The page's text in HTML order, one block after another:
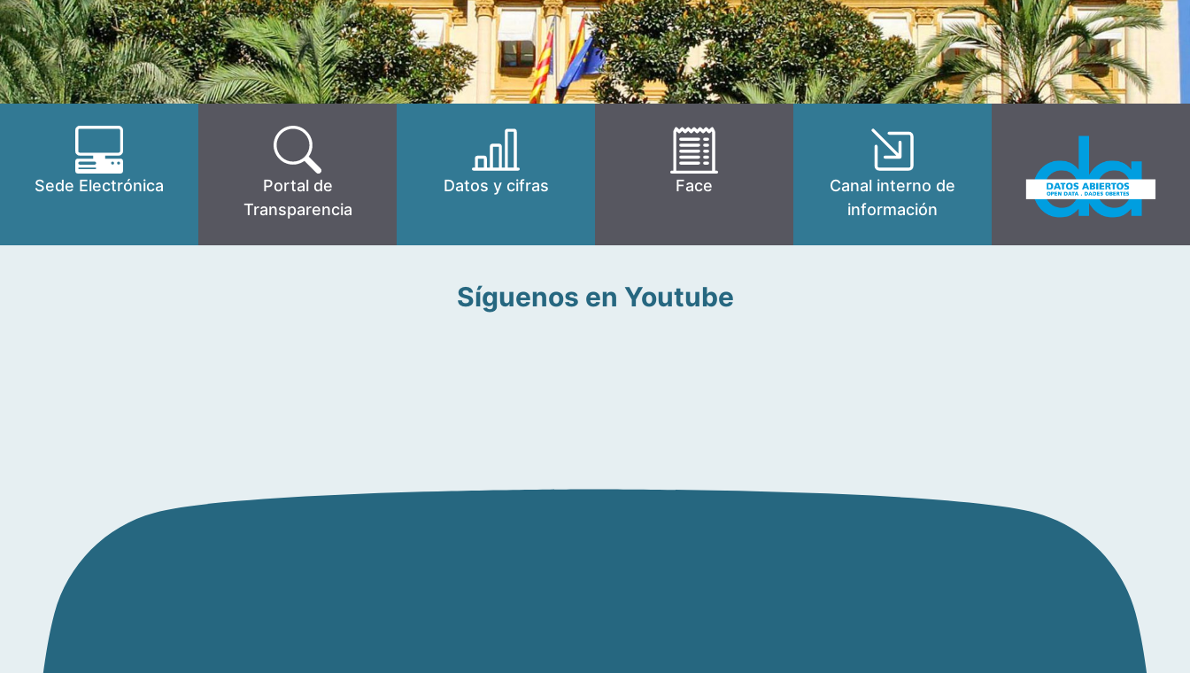
Sede Electrónica
Portal de
Transparencia
Datos y cifras Face
Canal interno de
información
Síguenos en Youtube